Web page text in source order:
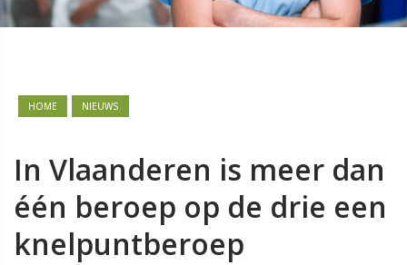
HOME NIEUWS
In Vlaanderen is meer dan
één beroep op de drie een
knelpuntberoep